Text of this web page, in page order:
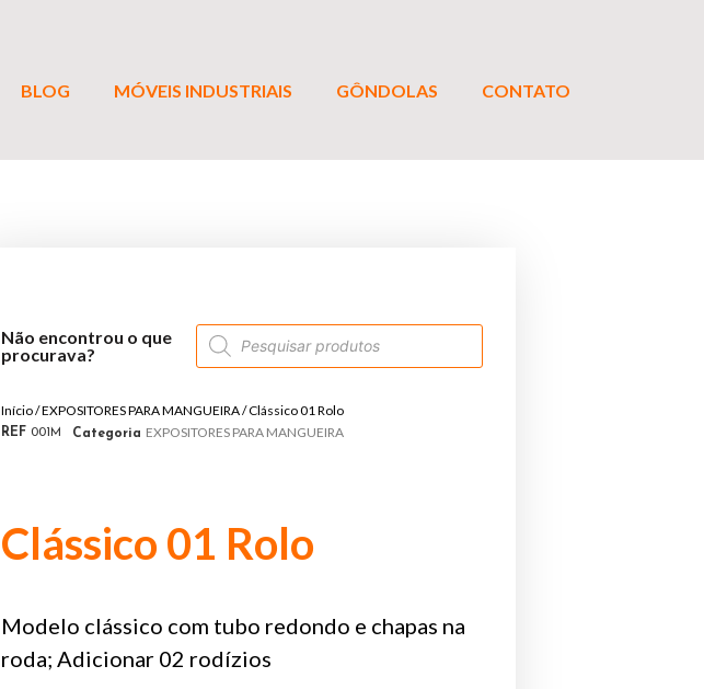
BLOG MÓVEIS INDUSTRIAIS GÔNDOLAS CONTATO
Não encontrou o que
procurava?
Início/EXPOSITORES PARA MANGUEIRA/ Clássico 01 Rolo
REF 001M Categoria EXPOSITORES PARA MANGUEIRA
Clássico 01 Rolo
Modelo clássico com tubo redondo e chapas na
roda; Adicionar 02 rodízios